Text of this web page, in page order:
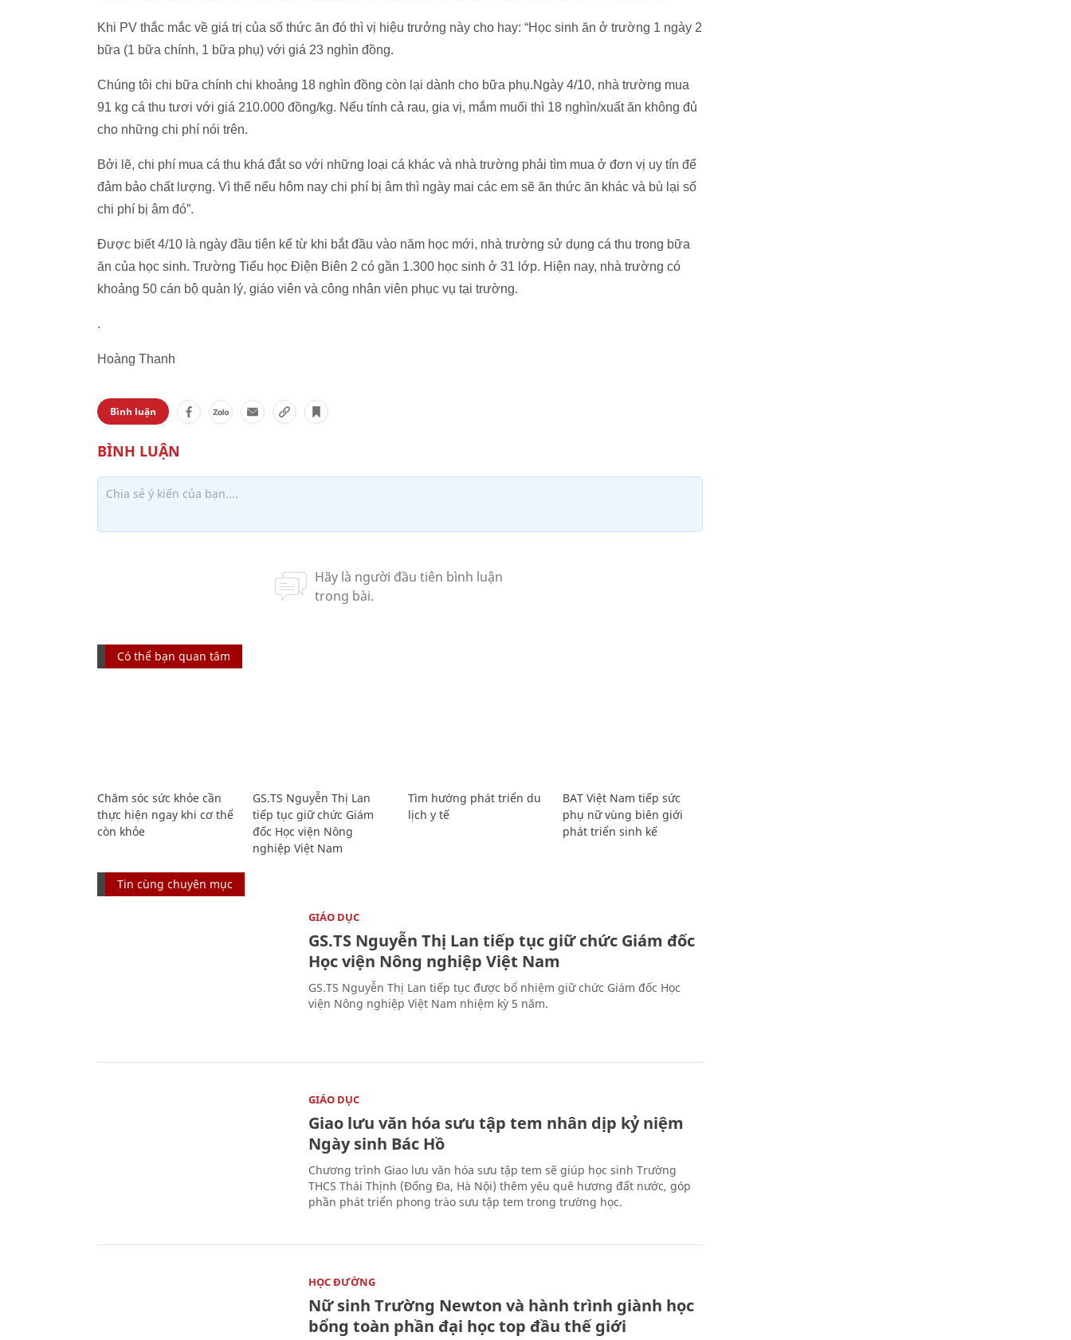
Khi PV thắc mắc về giá trị của số thức ăn đó thì vị hiệu trưởng này cho hay: “Học sinh ăn ở trường 1 ngày 2
bữa (1 bữa chính, 1 bữa phụ) với giá 23 nghìn đồng.
Chúng tôi chi bữa chính chi khoảng 18 nghìn đồng còn lại dành cho bữa phụ.Ngày 4/10, nhà trường mua
91 kg cá thu tươi với giá 210.000 đồng/kg. Nếu tính cả rau, gia vị, mắm muối thì 18 nghìn/xuất ăn không đủ
cho những chi phí nói trên.
Bởi lẽ, chi phí mua cá thu khá đắt so với những loại cá khác và nhà trường phải tìm mua ở đơn vị uy tín để
đảm bảo chất lượng. Vì thế nếu hôm nay chi phí bị âm thì ngày mai các em sẽ ăn thức ăn khác và bù lại số
chi phí bị âm đó”.
Được biết 4/10 là ngày đầu tiên kể từ khi bắt đầu vào năm học mới, nhà trường sử dụng cá thu trong bữa
ăn của học sinh. Trường Tiểu học Điện Biên 2 có gần 1.300 học sinh ở 31 lớp. Hiện nay, nhà trường có
khoảng 50 cán bộ quản lý, giáo viên và công nhân viên phục vụ tại trường.
.
Hoàng Thanh
Bình luận
Có thể bạn quan tâm
Chăm sóc sức khỏe cần
thực hiện ngay khi cơ thể
còn khỏe
GS.TS Nguyễn Thị Lan
tiếp tục giữ chức Giám
đốc Học viện Nông
nghiệp Việt Nam
Tìm hướng phát triển du
lịch y tế
BAT Việt Nam tiếp sức
phụ nữ vùng biên giới
phát triển sinh kế
Tin cùng chuyên mục
GIÁO DỤC
GS.TS Nguyễn Thị Lan tiếp tục giữ chức Giám đốc
Học viện Nông nghiệp Việt Nam
GS.TS Nguyễn Thị Lan tiếp tục được bổ nhiệm giữ chức Giám đốc Học
viện Nông nghiệp Việt Nam nhiệm kỳ 5 năm.
GIÁO DỤC
Giao lưu văn hóa sưu tập tem nhân dịp kỷ niệm
Ngày sinh Bác Hồ
Chương trình Giao lưu văn hóa sưu tập tem sẽ giúp học sinh Trường
THCS Thái Thịnh (Đống Đa, Hà Nội) thêm yêu quê hương đất nước, góp
phần phát triển phong trào sưu tập tem trong trường học.
HỌC ĐƯỜNG
Nữ sinh Trường Newton và hành trình giành học
bổng toàn phần đại học top đầu thế giới